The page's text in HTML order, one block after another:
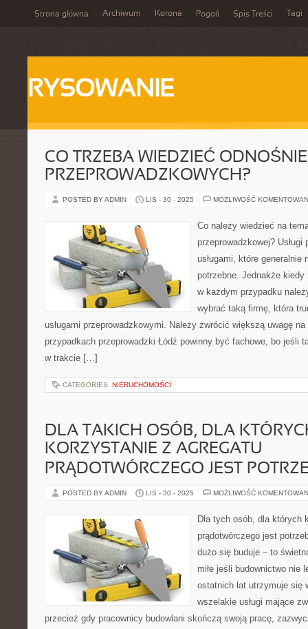
Strona główna Archiwum Korona Pogoń Spis Treści Tagi
RYSOWANIE
CO TRZEBA WIEDZIEĆ
PRZEPROWADZKOWYCH?
POSTED BY ADMIN LIS - 30 - 2025 MOŻLIWOŚĆ
Co należy wiedzieć na
przeprowadzkowej?
usługami, które
potrzebne. Jednakże
w każdym przypadku
wybrać taką firmę, która
usługami przeprowadzkowymi. Należy zwrócić większą uwagę
przypadkach przeprowadzki Łódź powinny być fachowe, bo jeśli
w trakcie […]
CATEGORIES: NIERUCHOMOŚCI
DLA TAKICH OSÓB, DLA
KORZYSTANIE Z AGREGATU
PRĄDOTWÓRCZEGO JEST
POSTED BY ADMIN LIS - 30 - 2025 MOŻLIWOŚĆ
Dla tych osób, dla których
prądotwórczego jest
dużo się buduje – to
miłe jeśli budownictwo nie
ostatnich lat utrzymuje się
wszelakie usługi mające
przecież gdy pracownicy budowlani skończą swoją pracę,